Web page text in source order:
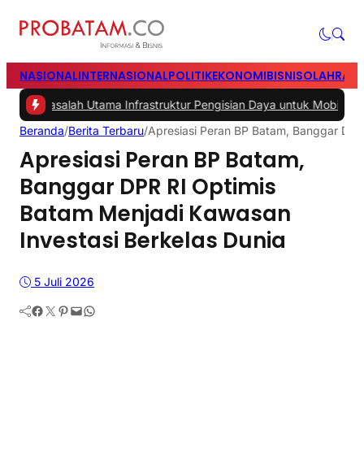
NASIONALINTERNASIONALPOLITIKEKONOMIBISNIS
Utama Infrastruktur Pengisian Daya untuk Mobil Listrik yang
Beranda/Berita Terbaru/Apresiasi Peran BP Batam, Banggar
Apresiasi Peran BP Batam,
Banggar DPR RI Optimis
Batam Menjadi Kawasan
Investasi Berkelas Dunia
5 Juli 2026
Facebook Twitter Pinterest Mail WhatsApp